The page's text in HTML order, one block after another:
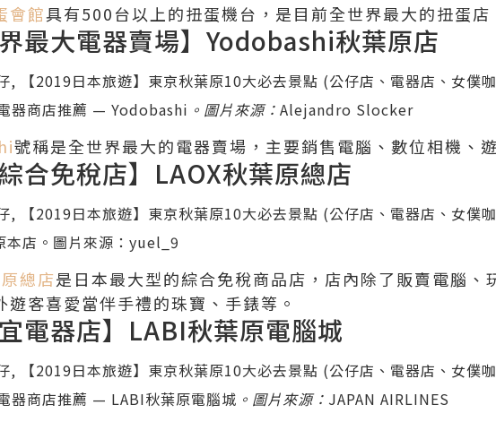
會館具有500台以上的扭蛋機台，是目前全世界最大的扭蛋店
界最大電器賣場】Yodobashi秋葉原店
器商店推薦 — Yodobashi 。圖片來源： Alejandro Slocker
號稱是全世界最大的電器賣場，主要銷售電腦、數位相機、
綜合免稅店】LAOX秋葉原總店
店。圖片來源： yuel_9
總店是日本最大型的綜合免稅商品店，店內除了販賣電腦、
遊客喜愛當伴手禮的珠寶、手錶等。
宜電器店】LABI秋葉原電腦城
器商店推薦 — LABI秋葉原電腦城 。圖片來源： JAPAN AIRLINES